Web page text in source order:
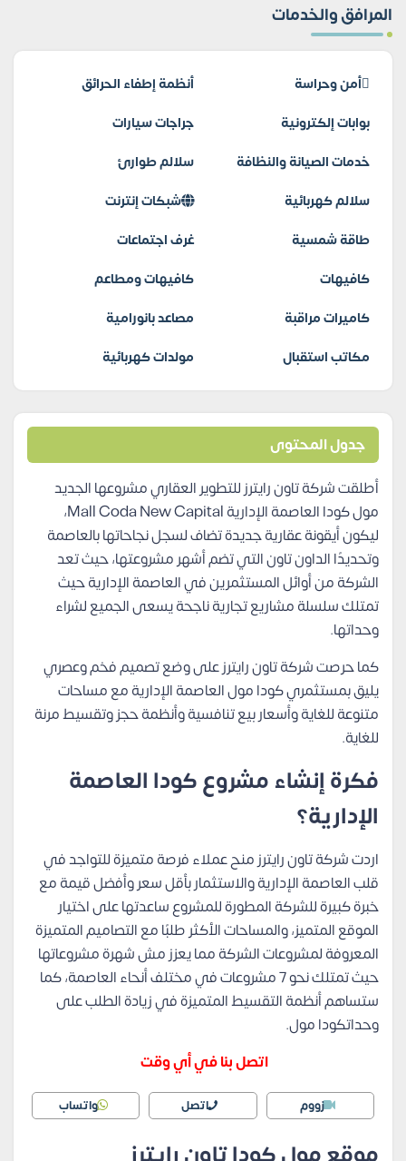
المرافق والخدمات
أمن وحراسة
أنظمة إطفاء الحرائق
بوابات إلكترونية
جراجات سيارات
خدمات الصيانة والنظافة
سلالم طوارئ
سلالم كهربائية
شبكات إنترنت
طاقة شمسية
غرف اجتماعات
كافيهات
كافيهات ومطاعم
كاميرات مراقبة
مصاعد بانورامية
مكاتب استقبال
مولدات كهربائية
جدول المحتوى
أطلقت شركة تاون رايترز للتطوير العقاري مشروعها الجديد
مول كودا العاصمة الإدارية Mall Coda New Capital،
ليكون أيقونة عقارية جديدة تضاف لسجل نجاحاتها بالعاصمة
وتحديدًا الداون تاون التي تضم أشهر مشروعتها، حيث تعد
الشركة من أوائل المستثمرين في العاصمة الإدارية حيث
تمتلك سلسلة مشاريع تجارية ناجحة يسعى الجميع لشراء
وحداتها.
كما حرصت شركة تاون رايترز على وضع تصميم فخم وعصري
يليق بمستثمري كودا مول العاصمة الإدارية مع مساحات
متنوعة للغاية وأسعار بيع تنافسية وأنظمة حجز وتقسيط مرنة
للغاية.
فكرة إنشاء مشروع كودا العاصمة
الإدارية؟
اردت شركة تاون رايترز منح عملاء فرصة متميزة للتواجد في
قلب العاصمة الإدارية والاستثمار بأقل سعر وأفضل قيمة مع
خبرة كبيرة للشركة المطورة للمشروع ساعدتها على اختيار
الموقع المتميز، والمساحات الأكثر طلبًا مع التصاميم المتميزة
المعروفة لمشروعات الشركة مما يعزز مش شهرة مشروعاتها
حيث تمتلك نحو 7 مشروعات في مختلف أنحاء العاصمة، كما
ستساهم أنظمة التقسيط المتميزة في زيادة الطلب على
وحداتكودا مول.
اتصل بنا في أي وقت
زووم اتصل واتساب